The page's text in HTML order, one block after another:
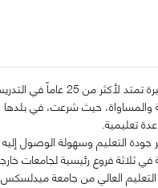
تشغل الدكتورة راكيل منصب أستاذ مشارك
والمساواة، حيث شرعت، في بلدها
تعليمية.
التعليم وسهولة الوصول إليه
وقيادية مختلفة في ثلاثة فروع رئيسية
العالي من جامعة